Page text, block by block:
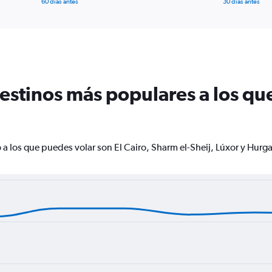
más populares a los
los que puedes volar son El Cairo, Sharm el-Sheij, Lúxor y